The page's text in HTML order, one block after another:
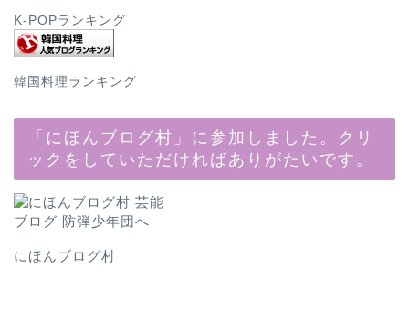
K-POPランキング
韓国料理ランキング
「にほんブログ村」に参加しました。クリ
ックをしていただければありがたいです。
にほんブログ村